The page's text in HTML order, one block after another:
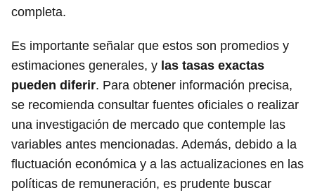
completa.
Es importante señalar que estos son promedios y
estimaciones generales, y las tasas exactas
pueden diferir. Para obtener información precisa,
se recomienda consultar fuentes oficiales o realizar
una investigación de mercado que contemple las
variables antes mencionadas. Además, debido a la
fluctuación económica y a las actualizaciones en las
políticas de remuneración, es prudente buscar